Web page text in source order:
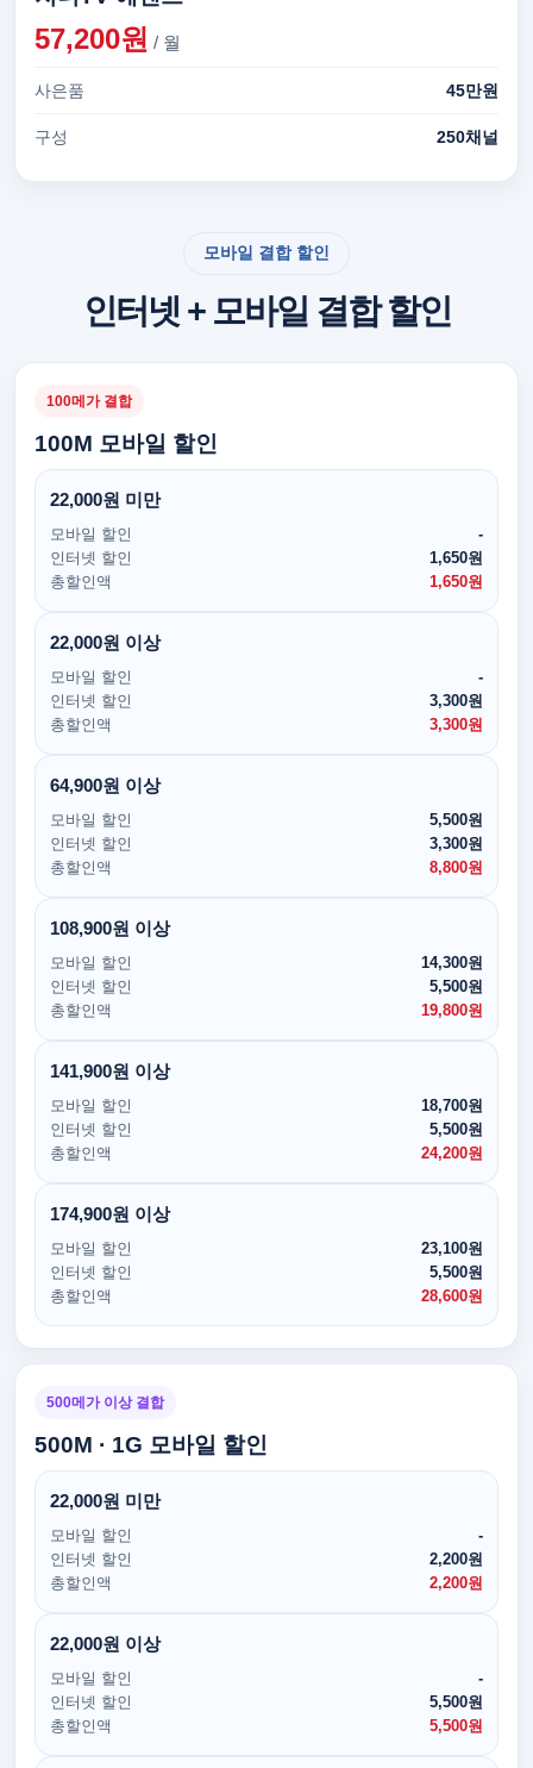
57,200원 / 월
사은품 45만원
구성 250채널
모바일 결합 할인
인터넷 + 모바일 결합 할인
100메가 결합
100M 모바일 할인
22,000원 미만
모바일 할인
-
인터넷 할인
1,650원
총할인액
1,650원
22,000원 이상
모바일 할인
-
인터넷 할인
3,300원
총할인액
3,300원
64,900원 이상
모바일 할인
5,500원
인터넷 할인
3,300원
총할인액
8,800원
108,900원 이상
모바일 할인
14,300원
인터넷 할인
5,500원
총할인액
19,800원
141,900원 이상
모바일 할인
18,700원
인터넷 할인
5,500원
총할인액
24,200원
174,900원 이상
모바일 할인
23,100원
인터넷 할인
5,500원
총할인액
28,600원
500메가 이상 결합
500M · 1G 모바일 할인
22,000원 미만
모바일 할인
-
인터넷 할인
2,200원
총할인액
2,200원
22,000원 이상
모바일 할인
-
인터넷 할인
5,500원
총할인액
5,500원